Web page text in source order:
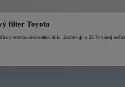
filter Toyota
s vrstvou aktívneho uhlia. Zachycuje o 25 % viacej